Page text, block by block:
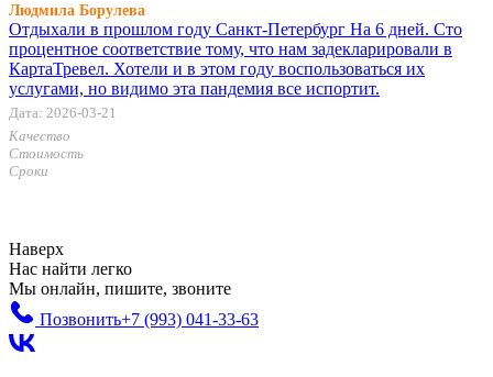
Людмила Борулева
Отдыхали в прошлом году Санкт-Петербург На 6 дней. Сто
процентное соответствие тому, что нам задекларировали в
КартаТревел. Хотели и в этом году воспользоваться их
услугами, но видимо эта пандемия все испортит.
Дата: 2026-03-21
Качество
Стоимость
Сроки
Наверх
Нас найти легко
Мы онлайн, пишите, звоните
Позвонить+7 (993) 041-33-63